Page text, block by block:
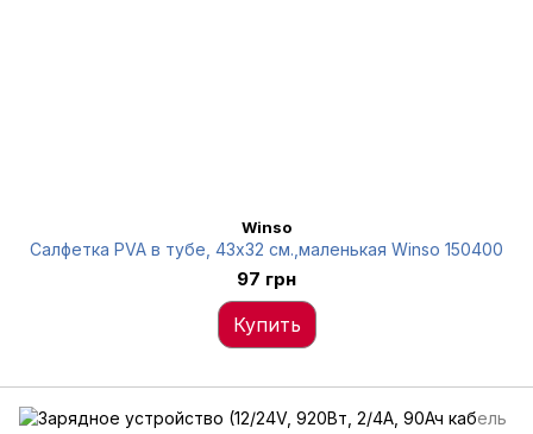
Winso
Салфетка PVA в тубе, 43x32 см.,маленькая Winso 150400
97 грн
Купить